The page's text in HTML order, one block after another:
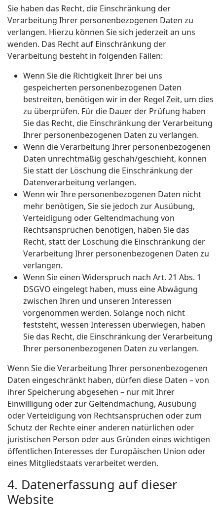
Sie haben das Recht, die Einschränkung der
Verarbeitung Ihrer personenbezogenen Daten zu
verlangen. Hierzu können Sie sich jederzeit an uns
wenden. Das Recht auf Einschränkung der
Verarbeitung besteht in folgenden Fällen:
Wenn Sie die Richtigkeit Ihrer bei uns
gespeicherten personenbezogenen Daten
bestreiten, benötigen wir in der Regel Zeit, um dies
zu überprüfen. Für die Dauer der Prüfung haben
Sie das Recht, die Einschränkung der Verarbeitung
Ihrer personenbezogenen Daten zu verlangen.
Wenn die Verarbeitung Ihrer personenbezogenen
Daten unrechtmäßig geschah/geschieht, können
Sie statt der Löschung die Einschränkung der
Datenverarbeitung verlangen.
Wenn wir Ihre personenbezogenen Daten nicht
mehr benötigen, Sie sie jedoch zur Ausübung,
Verteidigung oder Geltendmachung von
Rechtsansprüchen benötigen, haben Sie das
Recht, statt der Löschung die Einschränkung der
Verarbeitung Ihrer personenbezogenen Daten zu
verlangen.
Wenn Sie einen Widerspruch nach Art. 21 Abs. 1
DSGVO eingelegt haben, muss eine Abwägung
zwischen Ihren und unseren Interessen
vorgenommen werden. Solange noch nicht
feststeht, wessen Interessen überwiegen, haben
Sie das Recht, die Einschränkung der Verarbeitung
Ihrer personenbezogenen Daten zu verlangen.
Wenn Sie die Verarbeitung Ihrer personenbezogenen
Daten eingeschränkt haben, dürfen diese Daten – von
ihrer Speicherung abgesehen – nur mit Ihrer
Einwilligung oder zur Geltendmachung, Ausübung
oder Verteidigung von Rechtsansprüchen oder zum
Schutz der Rechte einer anderen natürlichen oder
juristischen Person oder aus Gründen eines wichtigen
öffentlichen Interesses der Europäischen Union oder
eines Mitgliedstaats verarbeitet werden.
4. Datenerfassung auf dieser
Website